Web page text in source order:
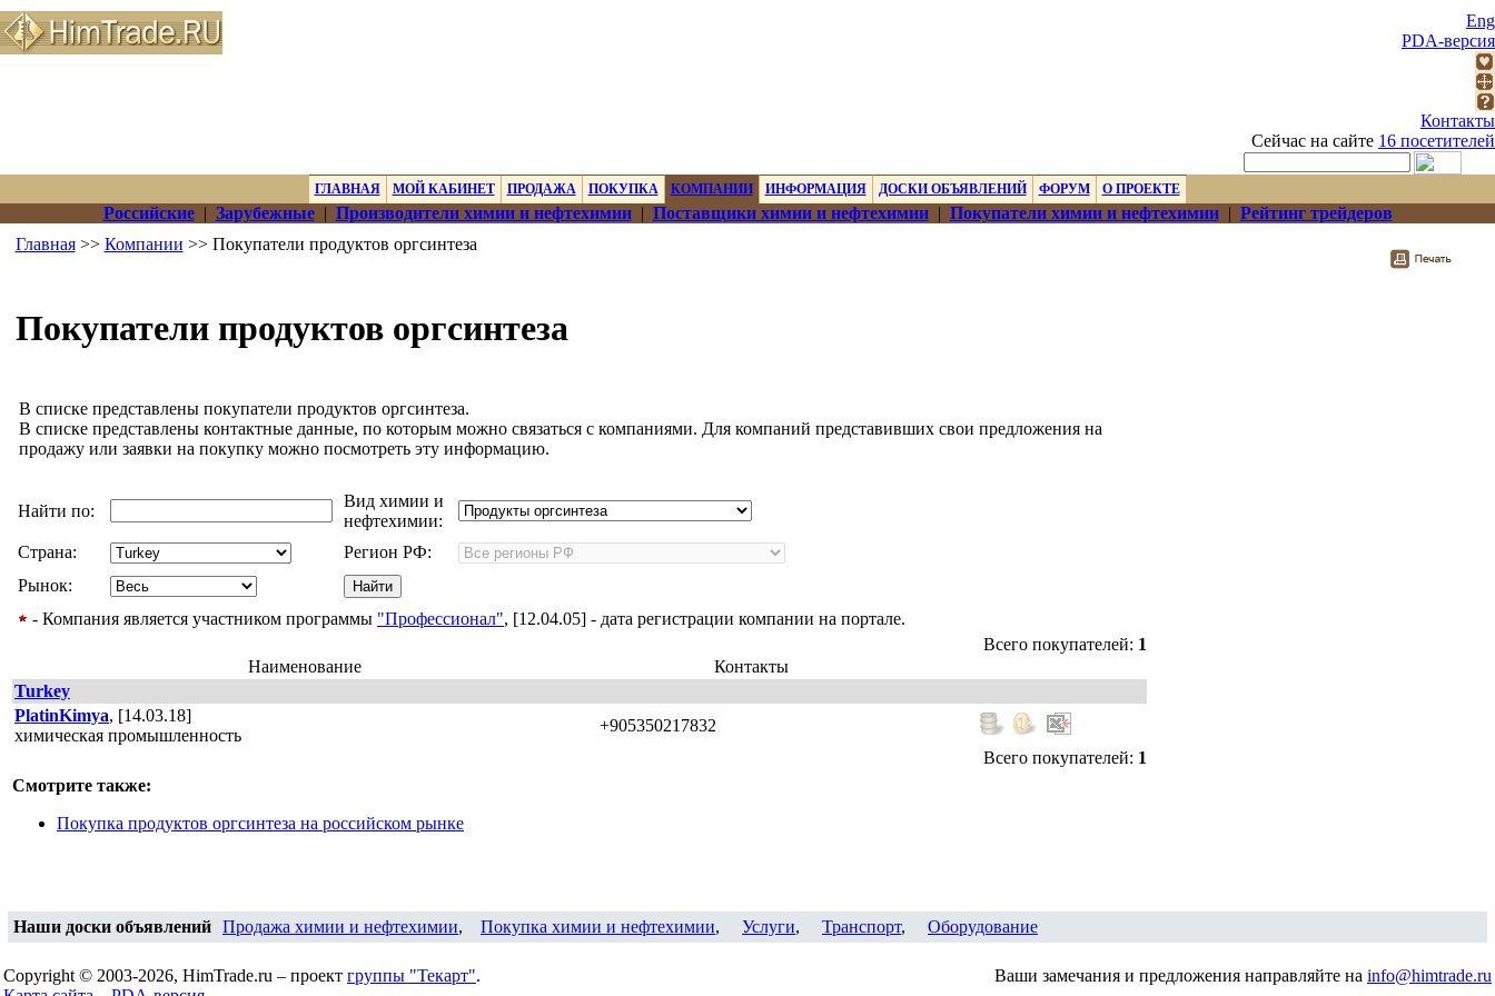
Eng
PDA-версия
Контакты
Сейчас на сайте 16 посетителей
ГЛАВНАЯ МОЙ КАБИНЕТ ПРОДАЖА ПОКУПКА КОМПАНИИ ИНФОРМАЦИЯ ДОСКИ ОБЪЯВЛЕНИЙ ФОРУМ О ПРОЕКТЕ
Российские| Зарубежные| Производители химии и нефтехимии| Поставщики химии и нефтехимии| Покупатели химии и нефтехимии| Рейтинг трейдеров
Главная>> Компании >> Покупатели продуктов оргсинтеза
Покупатели продуктов оргсинтеза
В списке представлены покупатели продуктов оргсинтеза.
В списке представлены контактные данные, по которым можно связаться с компаниями. Для компаний представивших свои предложения на
продажу или заявки на покупку можно посмотреть эту информацию.
Найти по:
Вид химии и
нефтехимии:
Страна:
Регион РФ:
Рынок:
- Компания является участником программы "Профессионал", [12.04.05] - дата регистрации компании на портале.
Всего покупателей: 1
Наименование
Контакты
Turkey
PlatinKimya, [14.03.18]
химическая промышленность
+905350217832
Всего покупателей: 1
Смотрите также:
Покупка продуктов оргсинтеза на российском рынке
Наши доски объявлений Продажа химии и нефтехимии, Покупка химии и нефтехимии, Услуги, Транспорт, Оборудование
Copyright © 2003-2026, HimTrade.ru – проект группы "Текарт".
Ваши замечания и предложения направляйте на info@himtrade.ru